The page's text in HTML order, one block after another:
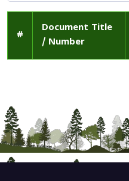
#
Document Title
/ Number